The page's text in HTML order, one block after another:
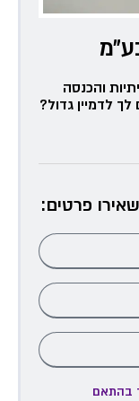
והכנסה
לדמיין גדול?
פרטים:
בהתאם